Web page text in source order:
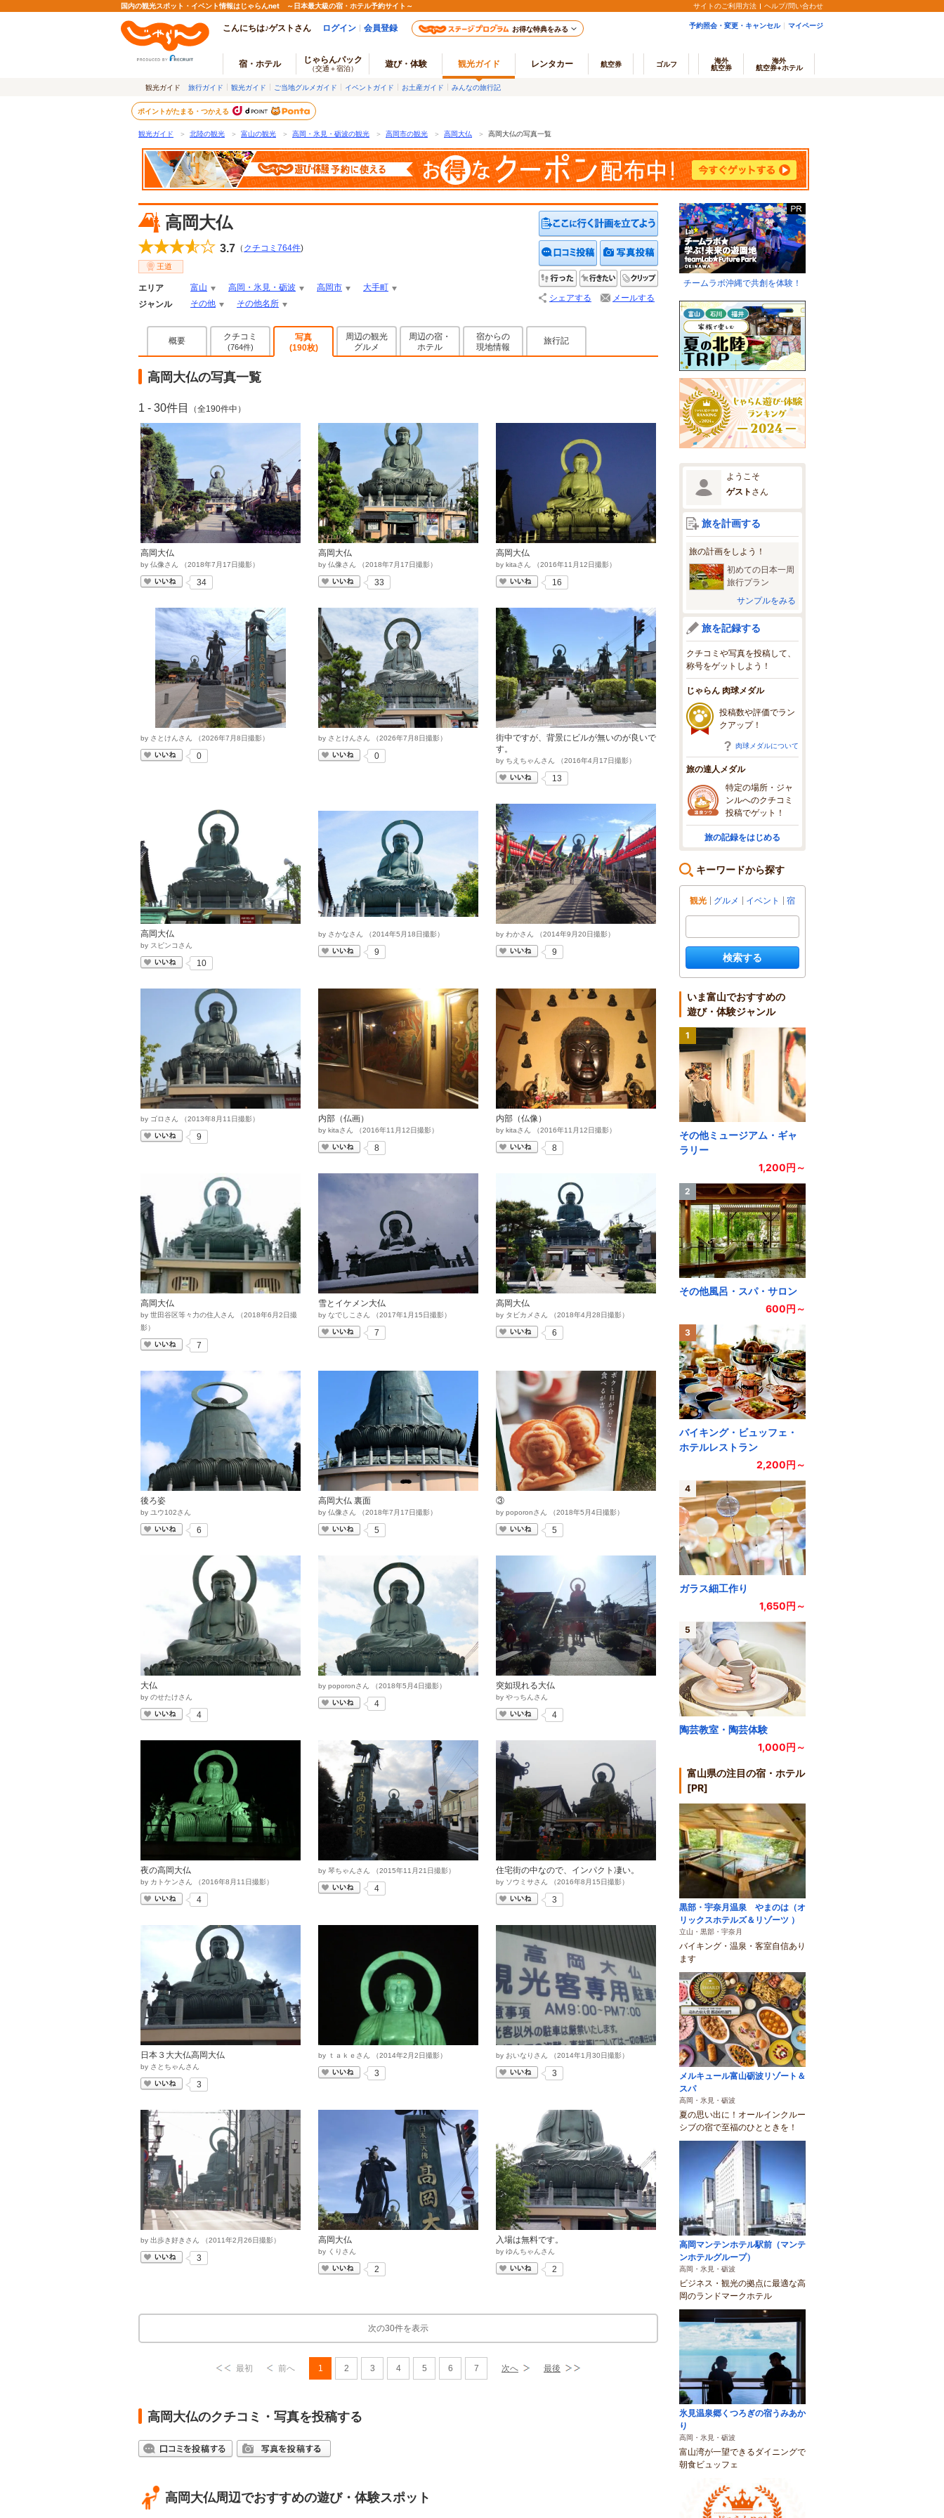
国内の観光スポット・イベント情報はじゃらんnet ～日本最大級の宿・ホテル予約サイト～ サイトのご利用方法 ヘルプ/問い合わせ
こんにちは♪ゲストさん ログイン 会員登録 お得な特典をみる 予約照会・変更・キャンセル マイページ
宿・ホテル じゃらんパック
（交通＋宿泊） 遊び・体験 観光ガイド レンタカー 航空券 ゴルフ
海外
航空券
海外
航空券+ホテル
観光ガイド 旅行ガイド 観光ガイド ご当地グルメガイド イベントガイド お土産ガイド みんなの旅行記
ポイントがたまる・つかえる
観光ガイド ＞ 北陸の観光 ＞ 富山の観光 ＞ 高岡・氷見・砺波の観光 ＞ 高岡市の観光 ＞ 高岡大仏 ＞ 高岡大仏の写真一覧
高岡大仏
3.7 （ クチコミ 764件)
王道
エリア 富山 高岡・氷見・砺波 高岡市
大手町
ジャンル
その他 その他名所
クチコミを投稿する写真を投稿する
行った 行きたい
シェアする メールする
概要 クチコミ
(764件)
写真
(190枚)
周辺の観光
グルメ
周辺の宿・
ホテル
宿からの
現地情報
旅行記
高岡大仏の写真一覧
1 - 30件目 （全190件中）
高岡大仏
by 仏像さん （2018年7 月 17日撮影）
いいね
34
高岡大仏
by 仏像さん （2018年7 月 17日撮影）
いいね
33
高岡大仏
by kitaさん （2016年11 月 12日撮影）
いいね
16
by さとけんさん （2026年7 月8日撮影）
いいね
0
by さとけんさん （2026年7 月8日撮影）
いいね
0
街中ですが、背景にビルが無いのが良いで
す。
by ちえちゃんさん （2016年4月 17日撮影）
いいね
13
高岡大仏
by スピンコさん
いいね
10
by さかなさん （2014年5 月 18日撮影）
いいね
9
by わかさん （2014年9 月20日撮影）
いいね
9
by ゴロさん （2013年8 月 11 日撮影）
いいね
9
内部（仏画）
by kitaさん （2016年11 月 12日撮影）
いいね
8
内部（仏像）
by kitaさん （2016年11 月 12日撮影）
いいね
8
高岡大仏
by 世田谷区等々力の住人さん （2018年6 月2日撮
影）
いいね
7
雪とイケメン大仏
by なでしこさん （2017年1 月 15日撮影）
いいね
7
高岡大仏
by タビカメさん （2018年4月28日撮影）
いいね
6
後ろ姿
by ユウ102さん
いいね
6
高岡大仏 裏面
by 仏像さん （2018年7 月 17日撮影）
いいね
5
③
by poporonさん （2018年5 月4日撮影）
いいね
5
大仏
by のせたけさん
いいね
4
by poporonさん （2018年5 月4日撮影）
いいね
4
突如現れる大仏
by やっちんさん
いいね
4
夜の高岡大仏
by カトケンさん （2016年8 月 11 日撮影）
いいね
4
by 琴ちゃんさん （2015年11 月21 日撮影）
いいね
4
住宅街の中なので、インパクト凄い。
by ソウミサさん （2016年8 月 15日撮影）
いいね
3
日本３大大仏高岡大仏
by さとちゃんさん
いいね
3
by ｔａｋｅさん （2014年2 月2日撮影）
いいね
3
by おいなりさん （2014年1 月30日撮影）
いいね
3
by 出歩き好きさん （2011年2 月26日撮影）
いいね
3
高岡大仏
by くりさん
いいね
2
入場は無料です。
by ゆんちゃんさん
いいね
2
次の30件を表示
最初 前へ 1 2 3 4 5 6 7 次へ 最後
高岡大仏のクチコミ・写真を投稿する
高岡大仏周辺でおすすめの遊び・体験スポット
チームラボ沖縄で共創を体験！
ようこそ
ゲスト さん
旅を計画する
旅の計画をしよう！
初めての日本一周
旅行プラン
サンプルをみる
旅を記録する
クチコミや写真を投稿して、
称号をゲットしよう！
じゃらん 肉球メダル
投稿数や評価でラン
クアップ！
肉球メダルについて
旅の達人メダル
特定の場所・ジャ
ンルへのクチコミ
投稿でゲット！
旅の記録をはじめる
キーワードから探す
観光 グルメ イベント 宿
検索する
いま富山でおすすめの
遊び・体験ジャンル
1
その他ミュージアム・ギャ
ラリー
1,200円～
2
その他風呂・スパ・サロン
600円～
3
バイキング・ビュッフェ・
ホテルレストラン
2,200円～
4
ガラス細工作り
1,650円～
5
陶芸教室・陶芸体験
1,000円～
富山県の注目の宿・ホテル
[PR]
黒部・宇奈月温泉 やまのは（オ
リックスホテルズ＆リゾーツ ）
立山・黒部・宇奈月
バイキング・温泉・客室自信あり
ます
メルキュール富山砺波リゾート＆
スパ
高岡・氷見・砺波
夏の思い出に！オールインクルー
シブの宿で至福のひとときを！
高岡マンテンホテル駅前（マンテ
ンホテルグループ）
高岡・氷見・砺波
ビジネス・観光の拠点に最適な高
岡のランドマークホテル
氷見温泉郷くつろぎの宿うみあか
り
高岡・氷見・砺波
富山湾が一望できるダイニングで
朝食ビュッフェ